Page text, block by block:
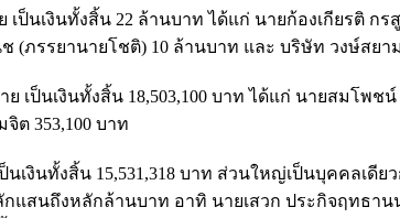
ป็นเงินทั้งสิ้น 22 ล้านบาท ได้แก่ นายก้องเกียรติ ก
รรยานายโชติ) 10 ล้านบาท และ บริษัท วงษ์สยา
เป็นเงินทั้งสิ้น 18,503,100 บาท ได้แก่ นายสมโพช
ต 353,100 บาท
เงินทั้งสิ้น 15,531,318 บาท ส่วนใหญ่เป็นบุคคลเดี
สนถึงหลักล้านบาท อาทิ นายเสวก ประกิจฤทธาน